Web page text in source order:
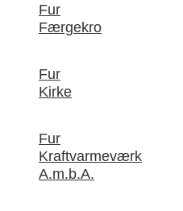
Fur
Færgekro
Fur
Kirke
Fur
Kraftvarmeværk
A.m.b.A.